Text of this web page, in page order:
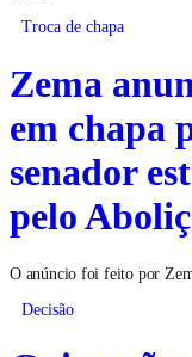
Troca de chapa
Zema
em chapa
senador
pelo
O anúncio foi feito por
Decisão